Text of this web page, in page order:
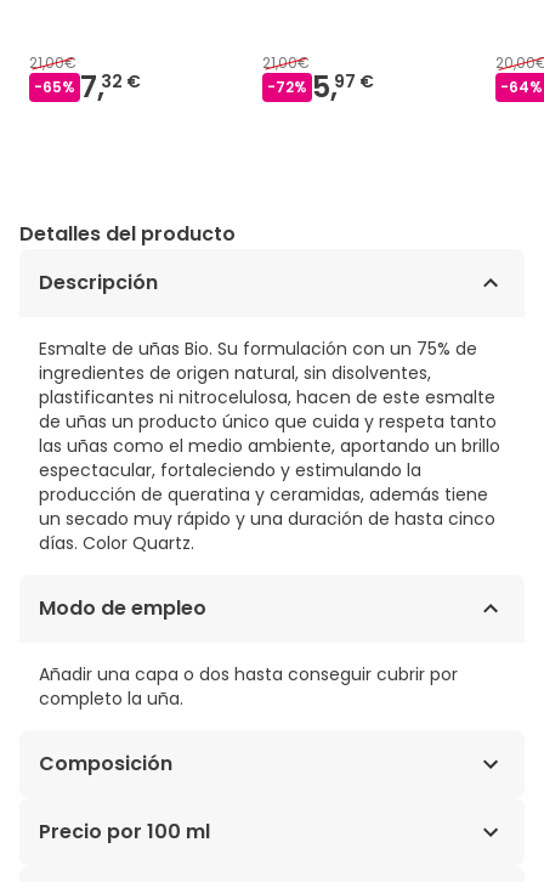
21,00€
-65% 7,32 €
21,00€
-72% 5,97 €
-64%
Detalles del producto
Descripción
Esmalte de uñas Bio. Su formulación con un 75% de
ingredientes de origen natural, sin disolventes,
plastificantes ni nitrocelulosa, hacen de este esmalte
de uñas un producto único que cuida y respeta tanto
las uñas como el medio ambiente, aportando un brillo
espectacular, fortaleciendo y estimulando la
producción de queratina y ceramidas, además tiene
un secado muy rápido y una duración de hasta cinco
días. Color Quartz.
Modo de empleo
Añadir una capa o dos hasta conseguir cubrir por
completo la uña.
Composición
BUTYL ACETATE, ETHYL ACETATE, NITROCELLULOSE,
Precio por 100 ml